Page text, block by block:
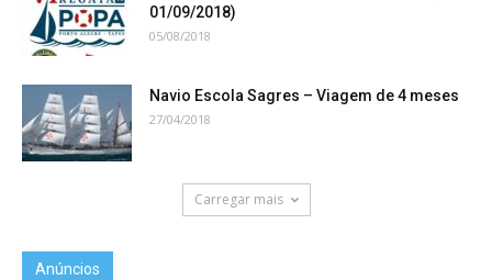
01/09/2018)
05/08/2018
Navio Escola Sagres – Viagem de 4 meses
27/04/2018
Carregar mais
Anúncios